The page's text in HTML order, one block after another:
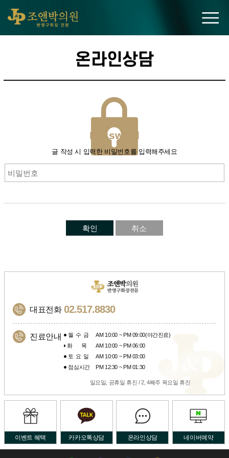
온라인상담
PAssword
글 작성 시 입력한 비밀번호를 입력해주세요
확인 취소
대표전화 02.517.8830
진료안내 월수금
AM 10:00 ~ PM 09:00(야간진료)
화목 AM 10:00 ~ PM 06:00
토요일
AM 10:00 ~ PM 03:00
점심시간
PM 12:30 ~ PM 01:30
일요일, 공휴일 휴진 / 2, 4째주 목요일 휴진
이벤트 혜택 카카오톡상담 온라인상담 네이버예약